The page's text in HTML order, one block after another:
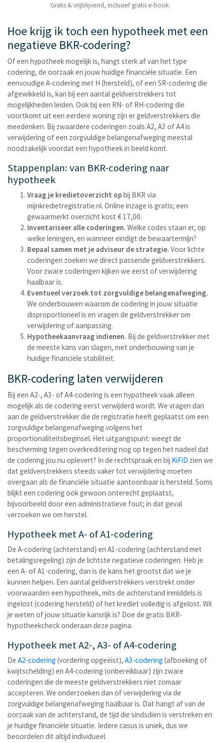
Gratis & vrijblijvend, inclusief gratis e-book.
Hoe krijg ik toch een hypotheek met een
negatieve BKR-codering?
Of een hypotheek mogelijk is, hangt sterk af van het type
codering, de oorzaak en jouw huidige financiële situatie. Een
eenvoudige A-codering met H (hersteld), of een SR-codering die
afgewikkeld is, kan bij een aantal geldverstrekkers tot
mogelijkheden leiden. Ook bij een RN- of RH-codering die
voortkomt uit een eerdere woning zijn er geldverstrekkers die
meedenken. Bij zwaardere coderingen zoals A2, A3 of A4 is
verwijdering of een zorgvuldige belangenafweging meestal
noodzakelijk voordat een hypotheek in beeld komt.
Stappenplan: van BKR-codering naar
hypotheek
Vraag je kredietoverzicht opbij BKR via
mijnkredietregistratie.nl. Online inzage is gratis; een
gewaarmerkt overzicht kost € 17,00.
Inventariseer alle coderingen. Welke codes staan er, op
welke leningen, en wanneer eindigt de bewaartermijn?
Bepaal samen met je adviseur de strategie. Voor lichte
coderingen zoeken we direct passende geldverstrekkers.
Voor zware coderingen kijken we eerst of verwijdering
haalbaar is.
Eventueel verzoek tot zorgvuldige belangenafweging.
We onderbouwen waarom de codering in jouw situatie
disproportioneel is en vragen de geldverstrekker om
verwijdering of aanpassing.
Hypotheekaanvraag indienen. Bij de geldverstrekker met
de meeste kans van slagen, met onderbouwing van je
huidige financiële stabiliteit.
BKR-codering laten verwijderen
Bij een A2-, A3- of A4-codering is een hypotheek vaak alleen
mogelijk als de codering eerst verwijderd wordt. We vragen dan
aan de geldverstrekker die de registratie heeft geplaatst om een
zorgvuldige belangenafweging volgens het
proportionaliteitsbeginsel. Het uitgangspunt: weegt de
bescherming tegen overkreditering nog op tegen het nadeel dat
de codering jou nu oplevert? In de rechtspraak en bij KiFiD zien we
dat geldverstrekkers steeds vaker tot verwijdering moeten
overgaan als de financiële situatie aantoonbaar is hersteld. Soms
blijkt een codering ook gewoon onterecht geplaatst,
bijvoorbeeld door een administratieve fout; in dat geval
verzoeken we om herstel.
Hypotheek met A- of A1-codering
De A-codering (achterstand) en A1-codering (achterstand met
betalingsregeling) zijn de lichtste negatieve coderingen. Heb je
een A- of A1-codering, dan is de kans het grootst dat we je
kunnen helpen. Een aantal geldverstrekkers verstrekt onder
voorwaarden een hypotheek, mits de achterstand inmiddels is
ingelost (codering hersteld) of het krediet volledig is afgelost. Wil
je weten of jouw situatie kansrijk is? Doe de gratis BKR-
hypotheekcheck onderaan deze pagina.
Hypotheek met A2-, A3- of A4-codering
De A2-codering (vordering opgeëist), A3-codering (afboeking of
kwijtschelding) en A4-codering (onbereikbaar) zijn zware
coderingen die de meeste geldverstrekkers niet zomaar
accepteren. We onderzoeken dan of verwijdering via de
zorgvuldige belangenafweging haalbaar is. Dat hangt af van de
oorzaak van de achterstand, de tijd die sindsdien is verstreken en
je huidige financiële situatie. Iedere casus is uniek, dus we
beoordelen dit altijd individueel.